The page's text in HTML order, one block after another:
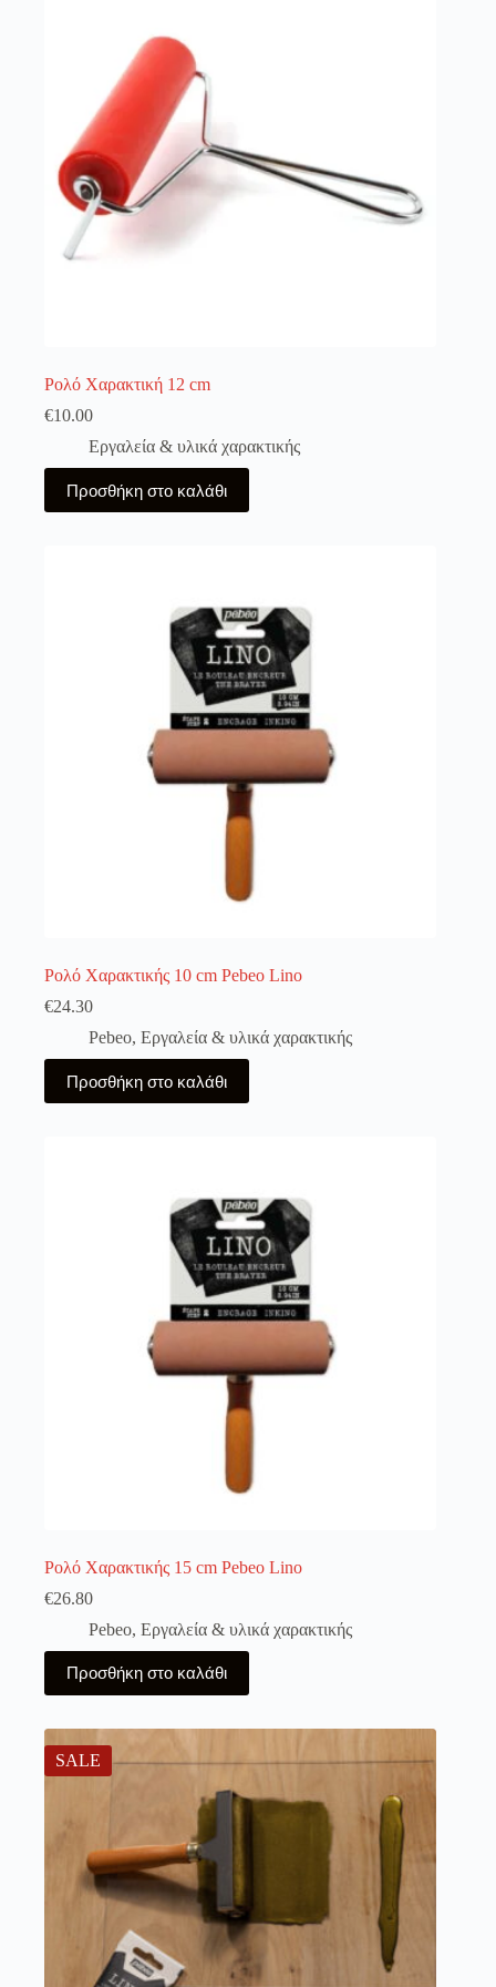
Ρολό Χαρακτική 12 cm
€10.00
Εργαλεία & υλικά χαρακτικής
Προσθήκη στο καλάθι
Ρολό Χαρακτικής 10 cm Pebeo Lino
€24.30
Pebeo, Εργαλεία & υλικά χαρακτικής
Προσθήκη στο καλάθι
Ρολό Χαρακτικής 15 cm Pebeo Lino
€26.80
Pebeo, Εργαλεία & υλικά χαρακτικής
Προσθήκη στο καλάθι
SALE